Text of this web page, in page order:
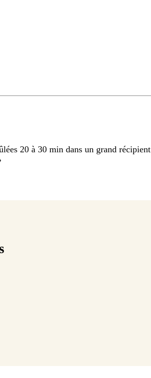
20 à 30 min dans un grand récipient